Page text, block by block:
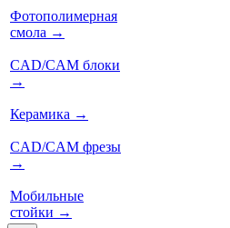
Фотополимерная
смола →
CAD/CAM блоки
→
Керамика →
CAD/CAM фрезы
→
Мобильные
стойки →